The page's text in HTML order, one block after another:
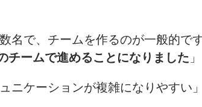
で、チームを作るのが一般的で
チームで進めることになりました
ケーションが複雑になりやすい